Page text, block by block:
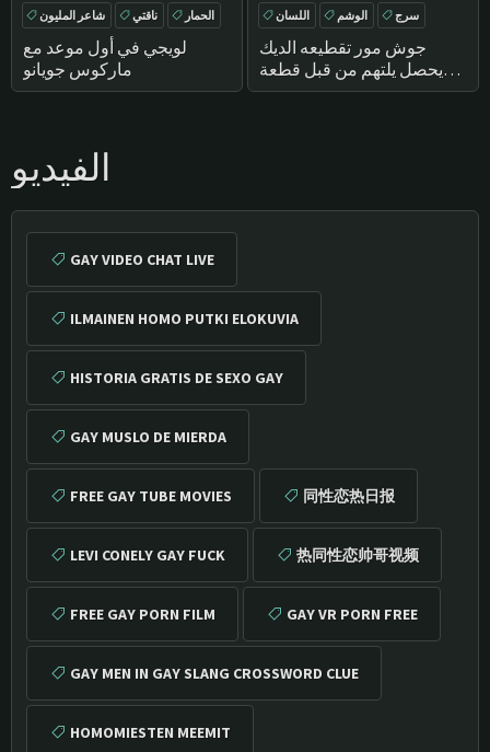
لويجي في أول موعد مع
ماركوس جويانو
شاعر المليون ناقتي
الحمار
سرج
جوش مور تقطيعه الديك
يحصل يلتهم من قبل قطعة
كبيرة
اللسان الوشم
سرج
تقطيعه
الفيديو
GAY VIDEO CHAT LIVE
ILMAINEN HOMO PUTKI ELOKUVIA
HISTORIA GRATIS DE SEXO GAY
GAY MUSLO DE MIERDA
FREE GAY TUBE MOVIES 同性恋热日报
LEVI CONELY GAY FUCK 热同性恋帅哥视频
FREE GAY PORN FILM GAY VR PORN FREE
GAY MEN IN GAY SLANG CROSSWORD CLUE
HOMOMIESTEN MEEMIT